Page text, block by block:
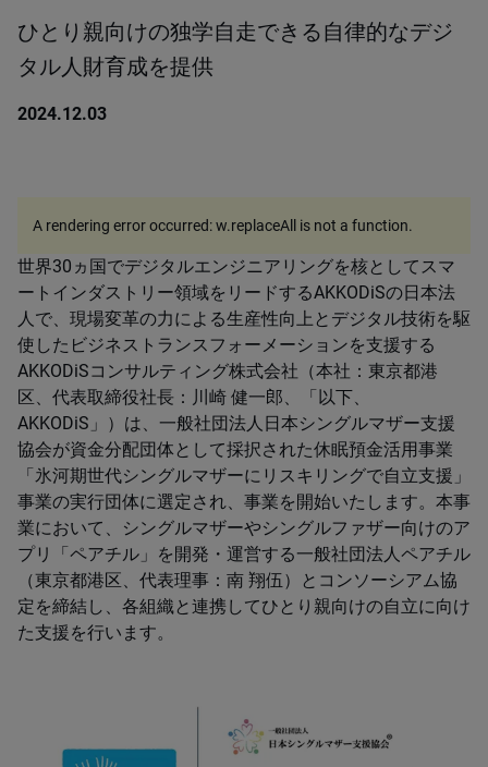
ひとり親向けの独学自走できる自律的なデジ
タル人財育成を提供
2024.12.03
世界30ヵ国でデジタルエンジニアリングを核としてスマ
ートインダストリー領域をリードするAKKODiSの日本法
人で、現場変革の力による生産性向上とデジタル技術を駆
使したビジネストランスフォーメーションを支援する
AKKODiSコンサルティング株式会社（本社：東京都港
区、代表取締役社長：川崎 健一郎、「以下、
AKKODiS」）は、一般社団法人日本シングルマザー支援
協会が資金分配団体として採択された休眠預金活用事業
「氷河期世代シングルマザーにリスキリングで自立支援」
事業の実行団体に選定され、事業を開始いたします。本事
業において、シングルマザーやシングルファザー向けのア
プリ「ペアチル」を開発・運営する一般社団法人ペアチル
（東京都港区、代表理事：南 翔伍）とコンソーシアム協
定を締結し、各組織と連携してひとり親向けの自立に向け
た支援を行います。
A rendering error occurred:w.replaceAll is not a function.